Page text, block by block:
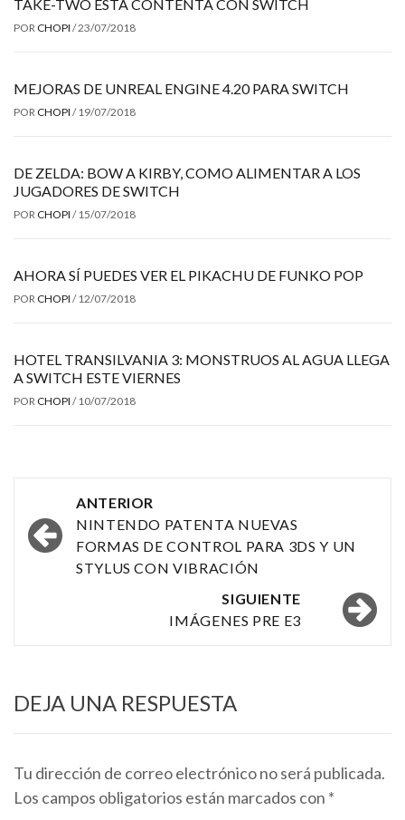
TAKE-TWO ESTÁ CONTENTA CON SWITCH
POR CHOPI /23/07/2018
MEJORAS DE UNREAL ENGINE 4.20 PARA SWITCH
POR CHOPI / 19/07/2018
DE ZELDA: BOW A KIRBY, COMO ALIMENTAR A LOS
JUGADORES DE SWITCH
POR CHOPI / 15/07/2018
AHORA SÍ PUEDES VER EL PIKACHU DE FUNKO POP
POR CHOPI / 12/07/2018
HOTEL TRANSILVANIA 3: MONSTRUOS AL AGUA LLEGA
A SWITCH ESTE VIERNES
POR CHOPI / 10/07/2018
Navegación
por
las
ANTERIOR
NINTENDO PATENTA NUEVAS
FORMAS DE CONTROL PARA 3DS Y UN
STYLUS CON VIBRACIÓN
SIGUIENTE
IMÁGENES PRE E3
DEJA UNA RESPUESTA
Tu dirección de correo electrónico no será publicada.
Los campos obligatorios están marcados con *